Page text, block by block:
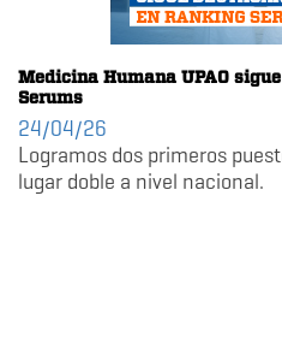
Medicina Humana UPAO
Serums
24/04/26
Logramos dos primeros
lugar doble a nivel nacional.